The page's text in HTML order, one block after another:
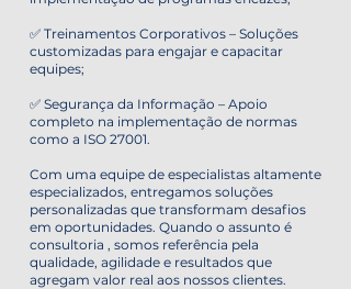
✅ Treinamentos Corporativos – Soluções
customizadas para engajar e capacitar
equipes;
✅ Segurança da Informação – Apoio
completo na implementação de normas
como a ISO 27001.
Com uma equipe de especialistas altamente
especializados, entregamos soluções
personalizadas que transformam desafios
em oportunidades. Quando o assunto é
consultoria , somos referência pela
qualidade, agilidade e resultados que
agregam valor real aos nossos clientes.